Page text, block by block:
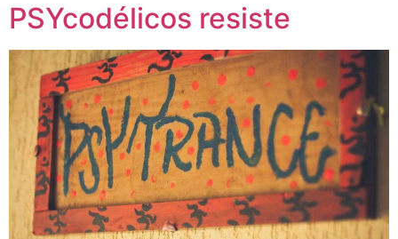
PSYcodélicos resiste